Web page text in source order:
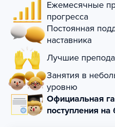
Ежемесячные
прогресса
Постоянная
наставника
Лучшие
Занятия в
уровню
Официальная
поступления